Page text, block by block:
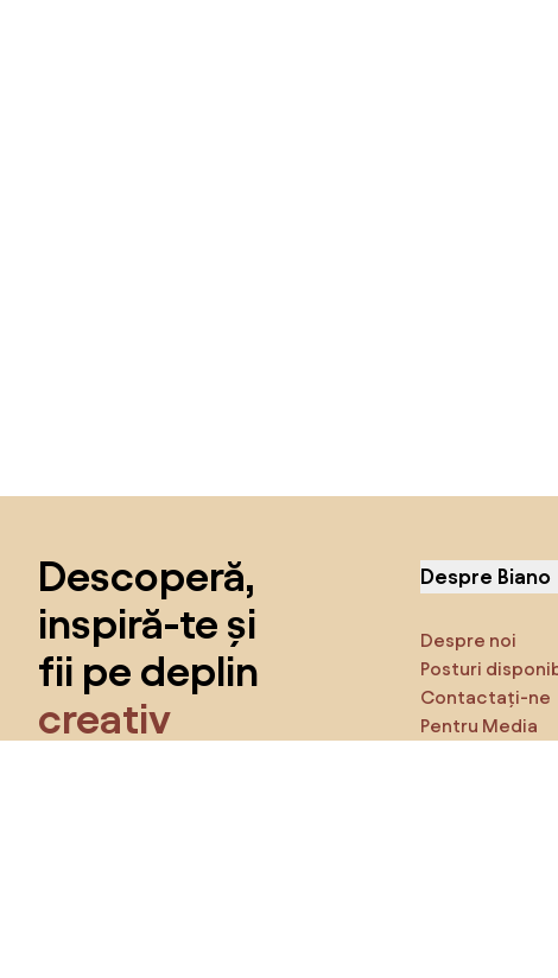
Descoperă,
inspiră-te și
fii pe deplin
creativ
Despre Biano
Despre noi
Posturi
Contactați-ne
Pentru Media